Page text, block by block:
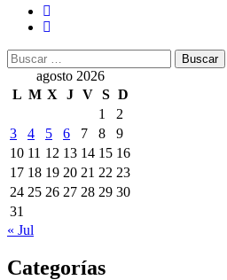
Buscar:
agosto 2026
L M X J V S D
1
2
3
4 5 6 7 8
9
10 11 12 13 14 15 16
17 18 19 20 21 22 23
24 25 26 27 28 29 30
31
« Jul
Categorías